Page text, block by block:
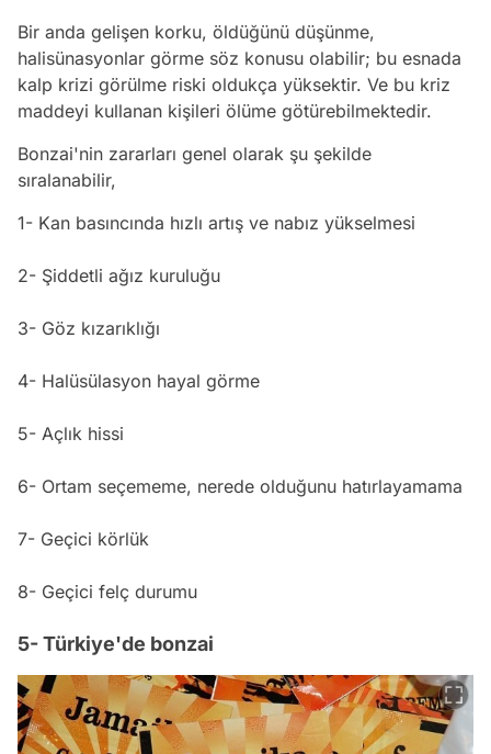
Bir anda gelişen korku, öldüğünü düşünme,
halisünasyonlar görme söz konusu olabilir; bu esnada
kalp krizi görülme riski oldukça yüksektir. Ve bu kriz
maddeyi kullanan kişileri ölüme götürebilmektedir.
Bonzai'nin zararları genel olarak şu şekilde
sıralanabilir,
1- Kan basıncında hızlı artış ve nabız yükselmesi
2- Şiddetli ağız kuruluğu
3- Göz kızarıklığı
4- Halüsülasyon hayal görme
5- Açlık hissi
6- Ortam seçememe, nerede olduğunu hatırlayamama
7- Geçici körlük
8- Geçici felç durumu
5- Türkiye'de bonzai